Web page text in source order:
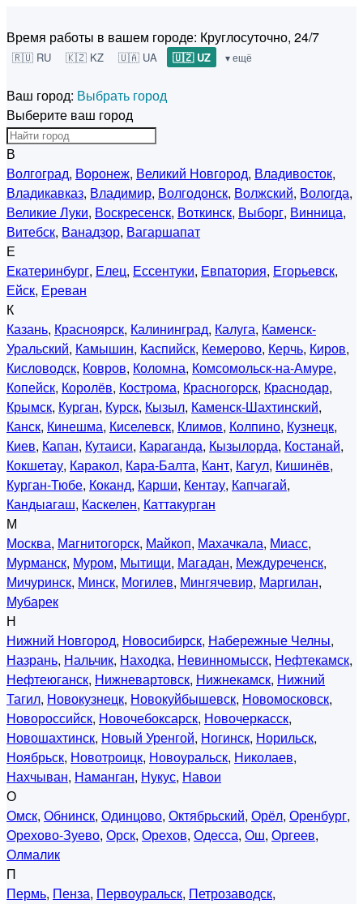
Время работы в вашем городе: Круглосуточно, 24/7
🇷🇺 RU 🇰🇿 KZ 🇺🇦 UA 🇺🇿 UZ ▾ ещё
Ваш город: Выбрать город
Выберите ваш город
В
Волгоград, Воронеж, Великий Новгород, Владивосток,
Владикавказ, Владимир, Волгодонск, Волжский, Вологда,
Великие Луки, Воскресенск, Воткинск, Выборг, Винница,
Витебск, Ванадзор, Вагаршапат
Е
Екатеринбург, Елец, Ессентуки, Евпатория, Егорьевск,
Ейск, Ереван
К
Казань, Красноярск, Калининград, Калуга, Каменск-
Уральский, Камышин, Каспийск, Кемерово, Керчь, Киров,
Кисловодск, Ковров, Коломна, Комсомольск-на-Амуре,
Копейск, Королёв, Кострома, Красногорск, Краснодар,
Крымск, Курган, Курск, Кызыл, Каменск-Шахтинский,
Канск, Кинешма, Киселевск, Климов, Колпино, Кузнецк,
Киев, Капан, Кутаиси, Караганда, Кызылорда, Костанай,
Кокшетау, Каракол, Кара-Балта, Кант, Кагул, Кишинёв,
Курган-Тюбе, Коканд, Карши, Кентау, Капчагай,
Кандыагаш, Каскелен, Каттакурган
М
Москва, Магнитогорск, Майкоп, Махачкала, Миасс,
Мурманск, Муром, Мытищи, Магадан, Междуреченск,
Мичуринск, Минск, Могилев, Мингячевир, Маргилан,
Мубарек
Н
Нижний Новгород, Новосибирск, Набережные Челны,
Назрань, Нальчик, Находка, Невинномысск, Нефтекамск,
Нефтеюганск, Нижневартовск, Нижнекамск, Нижний
Тагил, Новокузнецк, Новокуйбышевск, Новомосковск,
Новороссийск, Новочебоксарск, Новочеркасск,
Новошахтинск, Новый Уренгой, Ногинск, Норильск,
Ноябрьск, Новотроицк, Новоуральск, Николаев,
Нахчыван, Наманган, Нукус, Навои
О
Омск, Обнинск, Одинцово, Октябрьский, Орёл, Оренбург,
Орехово-Зуево, Орск, Орехов, Одесса, Ош, Оргеев,
Олмалик
П
Пермь, Пенза, Первоуральск, Петрозаводск,